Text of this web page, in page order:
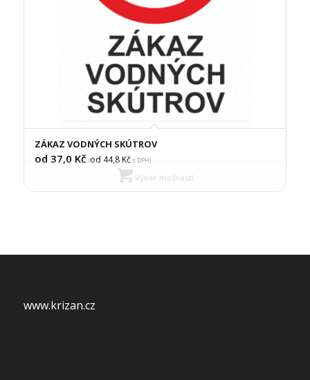
ZÁKAZ VODNÝCH SKÚTROV
od 37,0 Kč (od 44,8Kčs DPH)
Výber možností
www.krizan.cz